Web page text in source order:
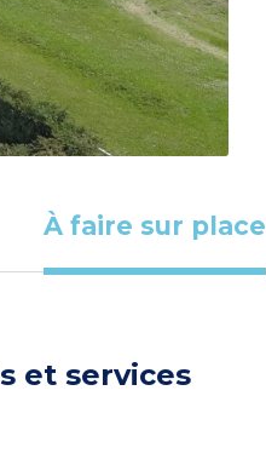
À faire sur place
et services